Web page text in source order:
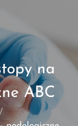
na
ABC